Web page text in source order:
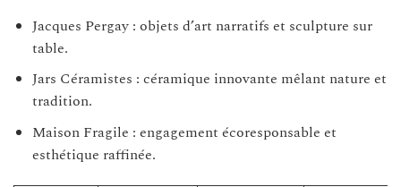
Jacques Pergay : objets d’art narratifs et sculpture sur
table.
Jars Céramistes : céramique innovante mêlant nature et
tradition.
Maison Fragile : engagement écoresponsable et
esthétique raffinée.